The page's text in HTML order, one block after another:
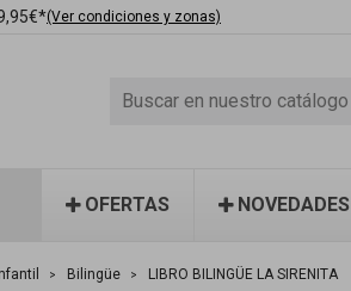
(Ver condiciones y zonas)
OFERTAS NOVEDADES
Bilingüe LIBRO BILINGÜE LA SIRENITA